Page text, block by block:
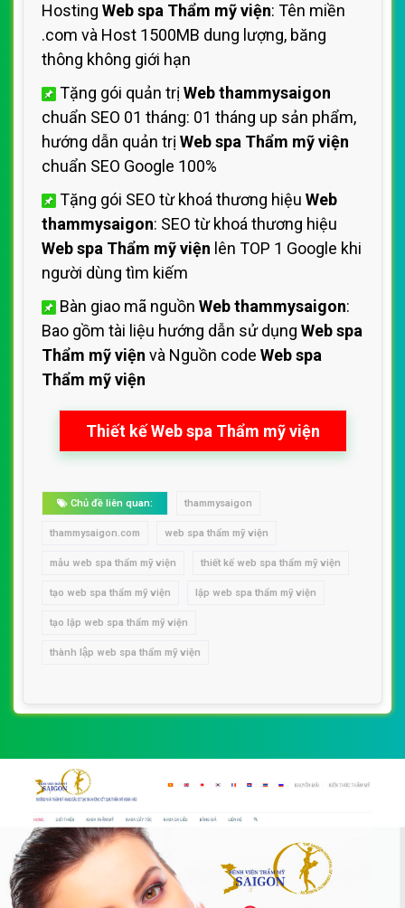
Hosting Web spa Thẩm mỹ viện: Tên miền
.com và Host 1500MB dung lượng, băng
thông không giới hạn
Tặng gói quản trị Web thammysaigon
chuẩn SEO 01 tháng: 01 tháng up sản phẩm,
hướng dẫn quản trị Web spa Thẩm mỹ viện
chuẩn SEO Google 100%
Tặng gói SEO từ khoá thương hiệu Web
thammysaigon: SEO từ khoá thương hiệu
Web spa Thẩm mỹ viện lên TOP 1 Google khi
người dùng tìm kiếm
Bàn giao mã nguồn Web thammysaigon:
Bao gồm tài liệu hướng dẫn sử dụng Web spa
Thẩm mỹ viện và Nguồn code Web spa
Thẩm mỹ viện
Thiết kế Web spa Thẩm mỹ viện
Chủ đề liên quan: thammysaigon
thammysaigon.com web spa thẩm mỹ viện
mẫu web spa thẩm mỹ viện thiết kế web spa thẩm mỹ viện
tạo web spa thẩm mỹ viện lập web spa thẩm mỹ viện
tạo lập web spa thẩm mỹ viện
thành lập web spa thẩm mỹ viện